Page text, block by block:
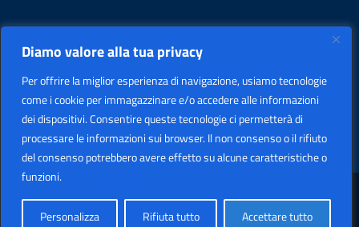
Diamo valore alla tua privacy
Per offrire la miglior esperienza di navigazione, usiamo tecnologie
come i cookie per immagazzinare e/o accedere alle informazioni
dei dispositivi. Consentire queste tecnologie ci permetterà di
processare le informazioni sui browser. Il non consenso o il rifiuto
del consenso potrebbero avere effetto su alcune caratteristiche o
funzioni.
Personalizza Rifiuta tutto Accettare tutto
Sezione Legale Copyright 2026 I.I.S. "LEARDI"